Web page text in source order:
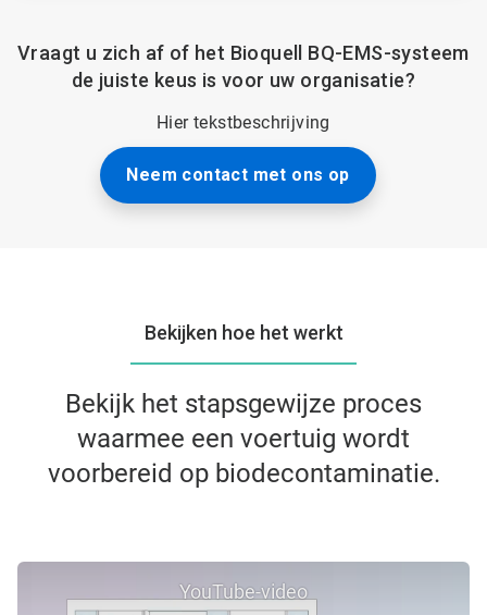
Vraagt u zich af of het Bioquell BQ-EMS-systeem
de juiste keus is voor uw organisatie?
Hier tekstbeschrijving
Neem contact met ons op
Bekijken hoe het werkt
Bekijk het stapsgewijze proces
waarmee een voertuig wordt
voorbereid op biodecontaminatie.
YouTube-video